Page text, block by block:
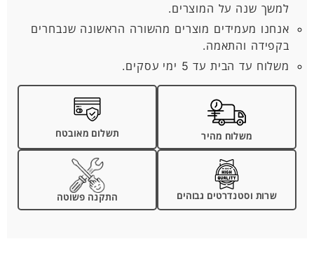
למשך שנה על המוצרים.
אנחנו מעמידים מוצרים מהשורה הראשונה שנבחרים
בקפידה והתאמה.
משלוח עד הבית עד 5 ימי עסקים.
משלוח מהיר תשלום מאובטח
שרות וסטנדרטים גבוהים התקנה פשוטה